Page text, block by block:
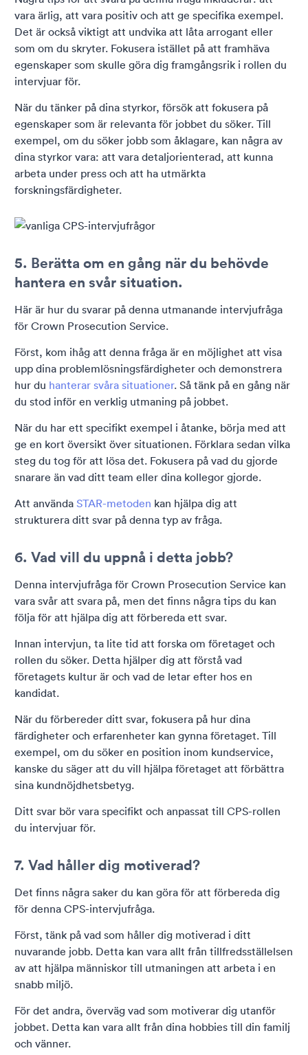
vara ärlig, att vara positiv och att ge specifika exempel.
Det är också viktigt att undvika att låta arrogant eller
som om du skryter. Fokusera istället på att framhäva
egenskaper som skulle göra dig framgångsrik i rollen du
intervjuar för.
När du tänker på dina styrkor, försök att fokusera på
egenskaper som är relevanta för jobbet du söker. Till
exempel, om du söker jobb som åklagare, kan några av
dina styrkor vara: att vara detaljorienterad, att kunna
arbeta under press och att ha utmärkta
forskningsfärdigheter.
5. Berätta om en gång när du behövde
hantera en svår situation.
Här är hur du svarar på denna utmanande intervjufråga
för Crown Prosecution Service.
Först, kom ihåg att denna fråga är en möjlighet att visa
upp dina problemlösningsfärdigheter och demonstrera
hur du hanterar svåra situationer. Så tänk på en gång när
du stod inför en verklig utmaning på jobbet.
När du har ett specifikt exempel i åtanke, börja med att
ge en kort översikt över situationen. Förklara sedan vilka
steg du tog för att lösa det. Fokusera på vad du gjorde
snarare än vad ditt team eller dina kollegor gjorde.
Att använda STAR-metoden kan hjälpa dig att
strukturera ditt svar på denna typ av fråga.
6. Vad vill du uppnå i detta jobb?
Denna intervjufråga för Crown Prosecution Service kan
vara svår att svara på, men det finns några tips du kan
följa för att hjälpa dig att förbereda ett svar.
Innan intervjun, ta lite tid att forska om företaget och
rollen du söker. Detta hjälper dig att förstå vad
företagets kultur är och vad de letar efter hos en
kandidat.
När du förbereder ditt svar, fokusera på hur dina
färdigheter och erfarenheter kan gynna företaget. Till
exempel, om du söker en position inom kundservice,
kanske du säger att du vill hjälpa företaget att förbättra
sina kundnöjdhetsbetyg.
Ditt svar bör vara specifikt och anpassat till CPS-rollen
du intervjuar för.
7. Vad håller dig motiverad?
Det finns några saker du kan göra för att förbereda dig
för denna CPS-intervjufråga.
Först, tänk på vad som håller dig motiverad i ditt
nuvarande jobb. Detta kan vara allt från tillfredsställelsen
av att hjälpa människor till utmaningen att arbeta i en
snabb miljö.
För det andra, överväg vad som motiverar dig utanför
jobbet. Detta kan vara allt från dina hobbies till din familj
och vänner.